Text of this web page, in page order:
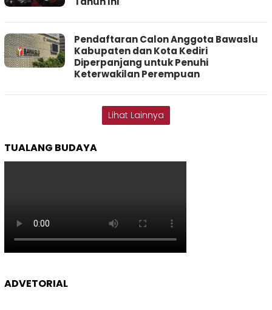
Pendaftaran Calon Anggota Bawaslu
Kabupaten dan Kota Kediri
Diperpanjang untuk Penuhi
Keterwakilan Perempuan
Lihat Lainnya
TUALANG BUDAYA
ADVETORIAL